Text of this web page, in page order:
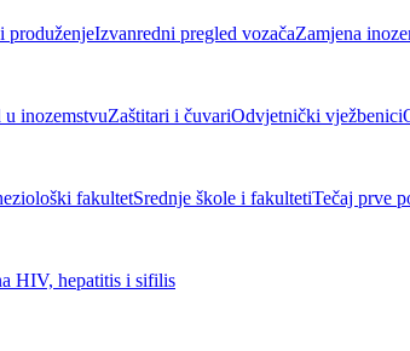
produženjeIzvanredni pregled vozačaZamjena
u inozemstvuZaštitari i čuvariOdvjetnički vježbenici
fakultetSrednje škole i fakultetiTečaj prve
HIV, hepatitis i sifilis